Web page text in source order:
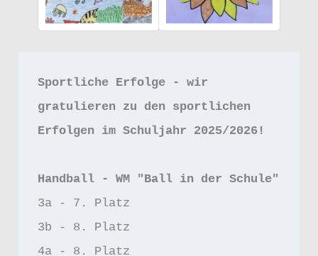
Sportliche Erfolge - wir
gratulieren zu den sportlichen
Erfolgen im Schuljahr 2025/2026!
Handball - WM "Ball in der Schule"
3a - 7. Platz
3b - 8. Platz
4a - 8. Platz